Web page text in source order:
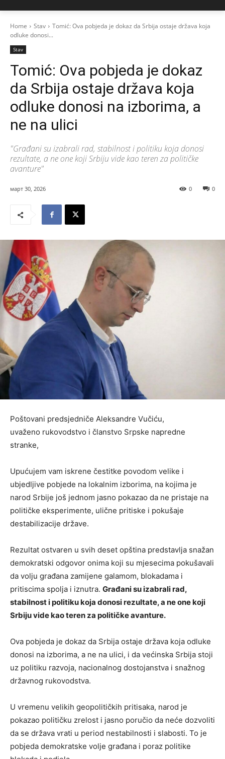
Home Stav
Tomić: Ova pobjeda je dokaz da Srbija ostaje država koja
odluke donosi...
Stav
Tomić: Ova pobjeda je dokaz
da Srbija ostaje država koja
odluke donosi na izborima, a
ne na ulici
"Građani su izabrali rad, stabilnost i politiku koja donosi
rezultate, a ne one koji Srbiju vide kao teren za političke
avanture"
март 30, 2026 0
0
Poštovani predsjedniče Aleksandre Vučiću,
uvaženo rukovodstvo i članstvo Srpske napredne
stranke,
Upućujem vam iskrene čestitke povodom velike i
ubjedljive pobjede na lokalnim izborima, na kojima je
narod Srbije još jednom jasno pokazao da ne pristaje na
političke eksperimente, ulične pritiske i pokušaje
destabilizacije države.
Rezultat ostvaren u svih deset opština predstavlja snažan
demokratski odgovor onima koji su mjesecima pokušavali
da volju građana zamijene galamom, blokadama i
pritiscima spolja i iznutra. Građani su izabrali rad,
stabilnost i politiku koja donosi rezultate, a ne one koji
Srbiju vide kao teren za političke avanture.
Ova pobjeda je dokaz da Srbija ostaje država koja odluke
donosi na izborima, a ne na ulici, i da većinska Srbija stoji
uz politiku razvoja, nacionalnog dostojanstva i snažnog
državnog rukovodstva.
U vremenu velikih geopolitičkih pritisaka, narod je
pokazao političku zrelost i jasno poručio da neće dozvoliti
da se država vrati u period nestabilnosti i slabosti. To je
pobjeda demokratske volje građana i poraz politike